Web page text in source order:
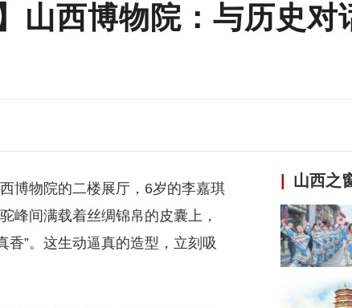
山西博物院：与历史对
博物院的二楼展厅，6岁的李嘉琪
峰间满载着丝绸锦帛的皮囊上，
”。这生动逼真的造型，立刻吸
山西之